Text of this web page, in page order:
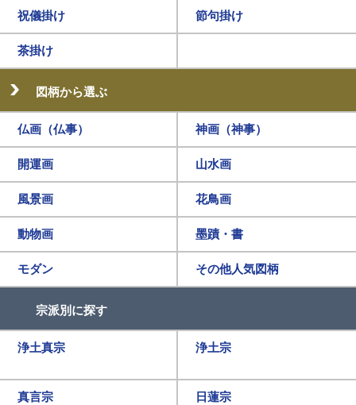
祝儀掛け 節句掛け
茶掛け
図柄から選ぶ
仏画（仏事） 神画（神事）
開運画 山水画
風景画 花鳥画
動物画 墨蹟・書
モダン その他人気図柄
宗派別に探す
浄土真宗 浄土宗
真言宗 日蓮宗